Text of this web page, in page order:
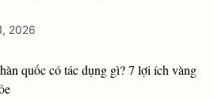
2026
quốc có tác dụng gì? 7 lợi ích vàng